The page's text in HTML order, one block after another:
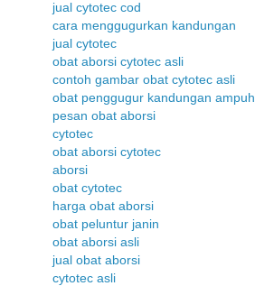
jual cytotec cod
cara menggugurkan kandungan
jual cytotec
obat aborsi cytotec asli
contoh gambar obat cytotec asli
obat penggugur kandungan ampuh
pesan obat aborsi
cytotec
obat aborsi cytotec
aborsi
obat cytotec
harga obat aborsi
obat peluntur janin
obat aborsi asli
jual obat aborsi
cytotec asli